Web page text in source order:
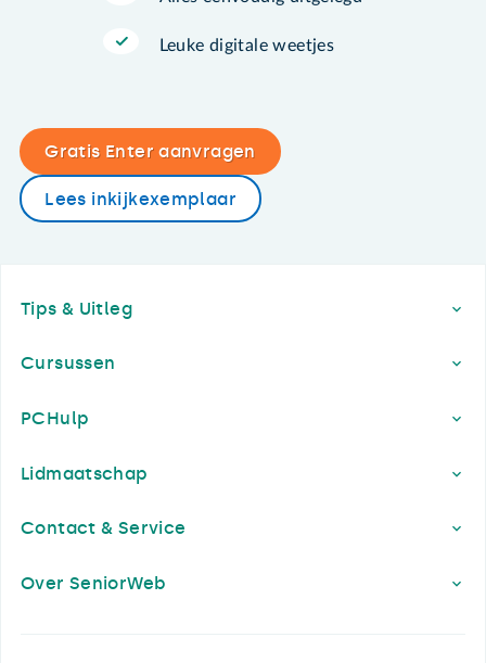
Gratis Enter aanvragen
Lees inkijkexemplaar
Leuke digitale weetjes
Tips & Uitleg
Cursussen
PCHulp
Lidmaatschap
Contact & Service
Over SeniorWeb